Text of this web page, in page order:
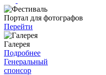
Портал для фотографов
Перейти
Галерея
Подробнее
Генеральный
спонсор